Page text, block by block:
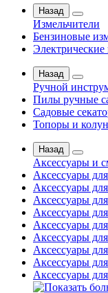
Назад
Измельчители
Бензиновые
Электрические
Назад
Ручной
Пилы ручные
Садовые
Топоры и
Назад
Аксессуары и
Аксессуары
Аксессуары
Аксессуары
Аксессуары
Аксессуары
Аксессуары
Аксессуары
Аксессуары
Аксессуары